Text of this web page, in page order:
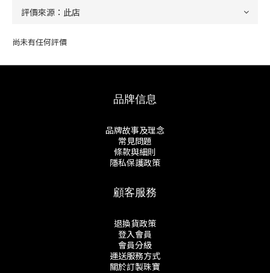
尚未有任何評價
品牌信息
品牌故事及理念
常見問題
條款與細則
隱私保護政策
顧客服務
退換貨政策
登入會員
會員分級
運送服務方式
關於訂製珠寶